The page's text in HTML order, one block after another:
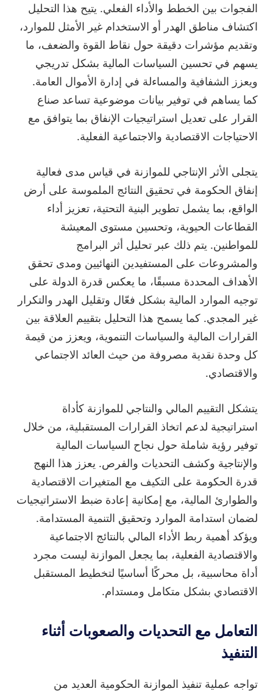
الفجوات بين الخطط والأداء الفعلي. يتيح هذا التحليل
اكتشاف مناطق الهدر أو الاستخدام غير الأمثل للموارد،
وتقديم مؤشرات دقيقة حول نقاط القوة والضعف، ما
يسهم في تحسين السياسات المالية بشكل تدريجي
ويعزز الشفافية والمساءلة في إدارة الأموال العامة.
كما يساهم في توفير بيانات موضوعية تساعد صناع
القرار على تعديل استراتيجيات الإنفاق بما يتوافق مع
الاحتياجات الاقتصادية والاجتماعية الفعلية.
يتجلى الأثر الإنتاجي للموازنة في قياس مدى فعالية
إنفاق الحكومة في تحقيق النتائج الملموسة على أرض
الواقع، بما يشمل تطوير البنية التحتية، تعزيز أداء
القطاعات الحيوية، وتحسين مستوى المعيشة
للمواطنين. يتم ذلك عبر تحليل أثر البرامج
والمشروعات على المستفيدين النهائيين ومدى تحقق
الأهداف المحددة مسبقًا، ما يعكس قدرة الدولة على
توجيه الموارد المالية بشكل فعّال وتقليل الهدر والتكرار
غير المجدي. كما يسمح هذا التحليل بتقييم العلاقة بين
القرارات المالية والسياسات التنموية، ويعزز من قيمة
كل وحدة نقدية مصروفة من حيث العائد الاجتماعي
والاقتصادي.
يتشكل التقييم المالي والنتاجي للموازنة كأداة
استراتيجية لدعم اتخاذ القرارات المستقبلية، من خلال
توفير رؤية شاملة حول نجاح السياسات المالية
والإنتاجية وكشف التحديات والفرص. يعزز هذا النهج
قدرة الحكومة على التكيف مع المتغيرات الاقتصادية
والطوارئ المالية، مع إمكانية إعادة ضبط الاستراتيجيات
لضمان استدامة الموارد وتحقيق التنمية المستدامة.
ويؤكد أهمية ربط الأداء المالي بالنتائج الاجتماعية
والاقتصادية الفعلية، بما يجعل الموازنة ليست مجرد
أداة محاسبية، بل محركًا أساسيًا لتخطيط المستقبل
الاقتصادي بشكل متكامل ومستدام.
التعامل مع التحديات والصعوبات أثناء
التنفيذ
تواجه عملية تنفيذ الموازنة الحكومية العديد من